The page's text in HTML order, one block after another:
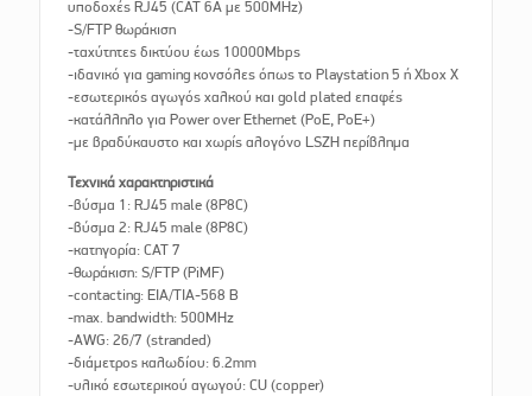
υποδοχές RJ45 (CAT 6A με 500MHz)
-S/FTP θωράκιση
-ταχύτητες δικτύου έως 10000Mbps
-ιδανικό για gaming κονσόλες όπως το Playstation 5 ή Xbox X
-εσωτερικός αγωγός χαλκού και gold plated επαφές
-κατάλληλο για Power over Ethernet (PoE, PoE+)
-με βραδύκαυστο και χωρίς αλογόνο LSZH περίβλημα
Τεχνικά χαρακτηριστικά
-βύσμα 1: RJ45 male (8P8C)
-βύσμα 2: RJ45 male (8P8C)
-κατηγορία: CAT 7
-θωράκιση: S/FTP (PiMF)
-contacting: EIA/TIA-568 B
-max. bandwidth: 500MHz
-AWG: 26/7 (stranded)
-διάμετρος καλωδίου: 6.2mm
-υλικό εσωτερικού αγωγού: CU (copper)